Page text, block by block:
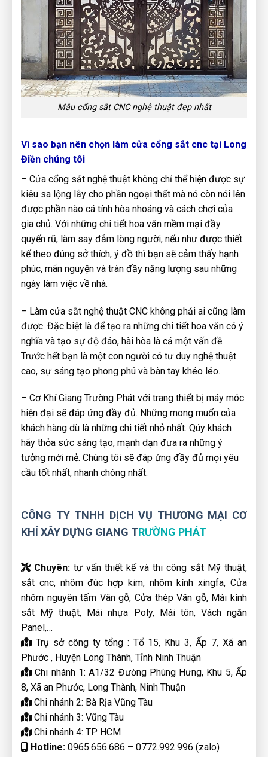
Mẫu cổng sắt CNC nghệ thuật đẹp nhất
Vì sao bạn nên chọn làm cửa cổng sắt cnc tại Long
Điền chúng tôi
– Cửa cổng sắt nghệ thuật không chỉ thể hiện được sự
kiêu sa lộng lẫy cho phần ngoại thất mà nó còn nói lên
được phần nào cá tính hòa nhoáng và cách chơi của
gia chủ. Với những chi tiết hoa văn mềm mại đầy
quyến rũ, làm say đắm lòng người, nếu như được thiết
kế theo đúng sở thích, ý đồ thì bạn sẽ cảm thấy hạnh
phúc, mãn nguyện và tràn đầy năng lượng sau những
ngày làm việc về nhà.
– Làm cửa sắt nghệ thuật CNC không phải ai cũng làm
được. Đặc biệt là để tạo ra những chi tiết hoa văn có ý
nghĩa và tạo sự độ đáo, hài hòa là cả một vấn đề.
Trước hết bạn là một con người có tư duy nghệ thuật
cao, sự sáng tạo phong phú và bàn tay khéo léo.
– Cơ Khí Giang Trường Phát với trang thiết bị máy móc
hiện đại sẽ đáp ứng đầy đủ. Những mong muốn của
khách hàng dù là những chi tiết nhỏ nhất. Qúy khách
hãy thỏa sức sáng tạo, mạnh dạn đưa ra những ý
tưởng mới mẻ. Chúng tôi sẽ đáp ứng đầy đủ mọi yêu
cầu tốt nhất, nhanh chóng nhất.
CÔNG TY TNHH DỊCH VỤ THƯƠNG MẠI CƠ
KHÍ XÂY DỰNG GIANG TRƯỜNG PHÁT
Chuyên: tư vấn thiết kế và thi công sắt Mỹ thuật,
sắt cnc, nhôm đúc hợp kim, nhôm kính xingfa, Cửa
nhôm nguyên tấm Vân gỗ, Cửa thép Vân gỗ, Mái kính
sắt Mỹ thuật, Mái nhựa Poly, Mái tôn, Vách ngăn
Panel,…
Trụ sở công ty tổng : Tổ 15, Khu 3, Ấp 7, Xã an
Phước , Huyện Long Thành, Tỉnh Ninh Thuận
Chi nhánh 1: A1/32 Đường Phùng Hưng, Khu 5, Ấp
8, Xã an Phước, Long Thành, Ninh Thuận
Chi nhánh 2: Bà Rịa Vũng Tàu
Chi nhánh 3: Vũng Tàu
Chi nhánh 4: TP HCM
Hotline: 0965.656.686 – 0772.992.996 (zalo)